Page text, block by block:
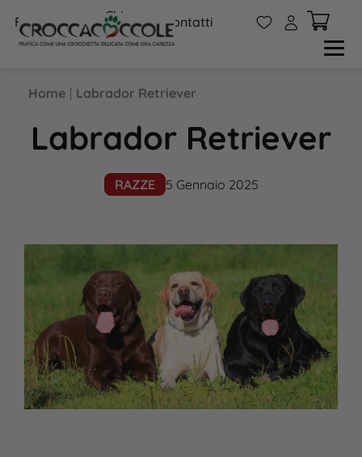
FAQs
Chi
siamo
Contatti W A
Home | Labrador Retriever
Labrador Retriever
RAZZE 5 Gennaio 2025